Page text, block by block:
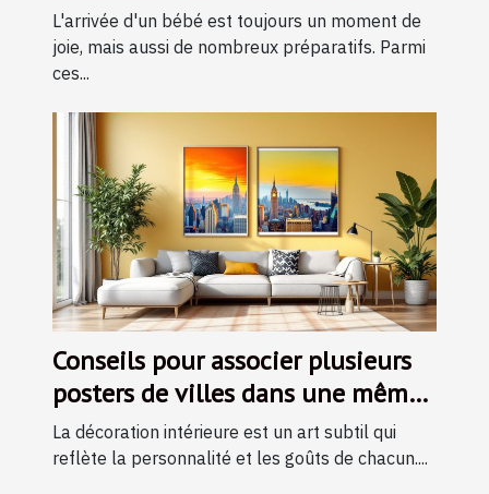
L'arrivée d'un bébé est toujours un moment de
joie, mais aussi de nombreux préparatifs. Parmi
ces...
Conseils pour associer plusieurs
posters de villes dans une même
pièce
La décoration intérieure est un art subtil qui
reflète la personnalité et les goûts de chacun....